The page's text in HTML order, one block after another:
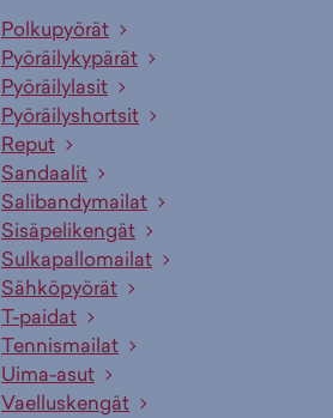
Polkupyörät
Pyöräilykypärät
Pyöräilylasit
Pyöräilyshortsit
Reput
Sandaalit
Salibandymailat
Sisäpelikengät
Sulkapallomailat
Sähköpyörät
T-paidat
Tennismailat
Uima-asut
Vaelluskengät